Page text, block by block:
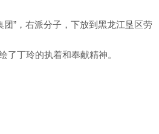
团”，右派分子，下放到黑龙江垦区劳
了丁玲的执着和奉献精神。